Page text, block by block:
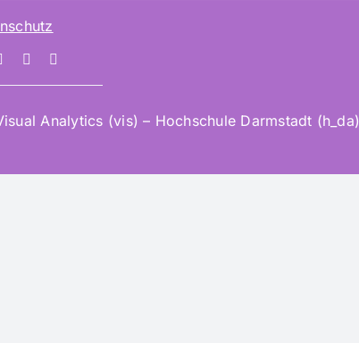
Analytics (vis) – Hochschule Darmstadt (h_da)